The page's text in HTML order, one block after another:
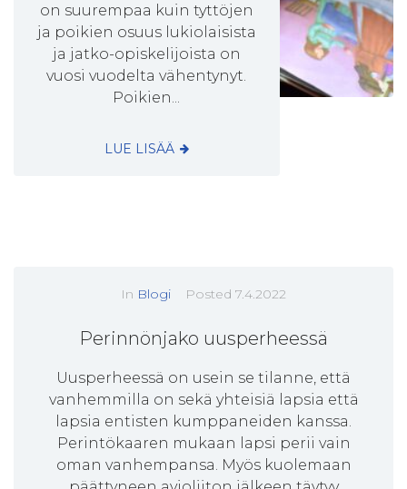
on suurempaa kuin tyttöjen
ja poikien osuus lukiolaisista
ja jatko-opiskelijoista on
vuosi vuodelta vähentynyt.
Poikien...
LUE LISÄÄ
In Blogi Posted 7.4.2022
Perinnönjako uusperheessä
Uusperheessä on usein se tilanne, että
vanhemmilla on sekä yhteisiä lapsia että
lapsia entisten kumppaneiden kanssa.
Perintökaaren mukaan lapsi perii vain
oman vanhempansa. Myös kuolemaan